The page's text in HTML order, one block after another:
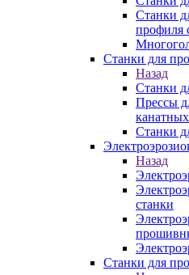
Станки
профиля
Станки для
Назад
Станки
Прессы
Станки
Назад
станки
Станки для